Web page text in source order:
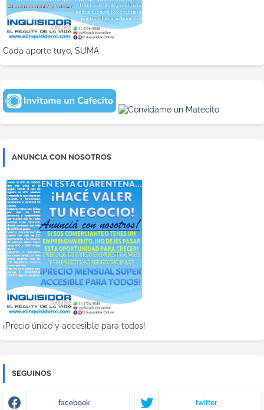
Cada aporte tuyo, SUMA
ANUNCIA CON NOSOTROS
¡Precio único y accesible para todos!
SEGUINOS
facebook twitter